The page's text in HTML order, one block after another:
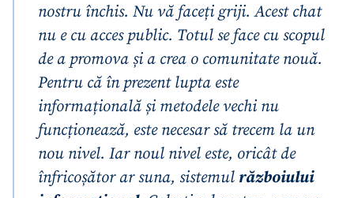
nostru închis. Nu vă faceți griji. Acest chat
nu e cu acces public. Totul se face cu scopul
de a promova și a crea o comunitate nouă.
Pentru că în prezent lupta este
informațională și metodele vechi nu
funcționează, este necesar să trecem la un
nou nivel. Iar noul nivel este, oricât de
înfricoșător ar suna, sistemul războiului